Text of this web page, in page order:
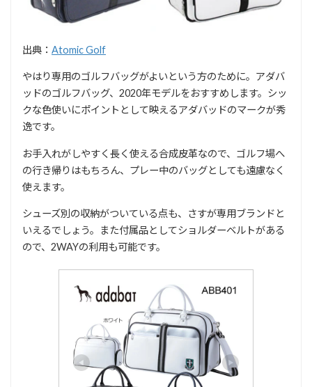
出典： Atomic Golf
やはり専用のゴルフバッグがよいという方のために。アダバ
ッドのゴルフバッグ、2020年モデルをおすすめします。シッ
クな色使いにポイントとして映えるアダバッドのマークが秀
逸です。
お手入れがしやすく長く使える合成皮革なので、ゴルフ場へ
の行き帰りはもちろん、プレー中のバッグとしても遠慮なく
使えます。
シューズ別の収納がついている点も、さすが専用ブランドと
いえるでしょう。また付属品としてショルダーベルトがある
ので、2WAYの利用も可能です。